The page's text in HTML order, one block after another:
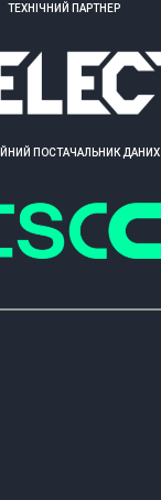
ТЕХНІЧНИЙ ПАРТНЕР
ПОСТАЧАЛЬНИК ДАНИХ